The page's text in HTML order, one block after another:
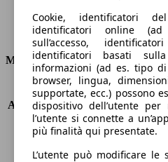
Consumi
Motore e Prestazioni
KW (PS)
88
Accelerazione (0-100 km/h)
10.2s
Velocità massima (km/h)
195
Numero di marce
6
Coppia
280
Cookie, identificatori
identificatori online
sull’accesso,
identificatori basati
informazioni (ad es. tipo
browser, lingua,
supportate, ecc.) possono
dispositivo dell’utente
l’utente si connette a
più finalità qui presentate.
L’utente può modificare